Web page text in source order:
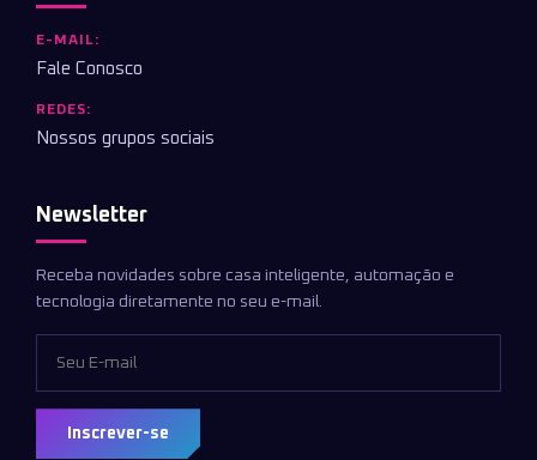
E-MAIL:
Fale Conosco
REDES:
Nossos grupos sociais
Newsletter
Receba novidades sobre casa inteligente, automação e
tecnologia diretamente no seu e-mail.
Inscrever-se